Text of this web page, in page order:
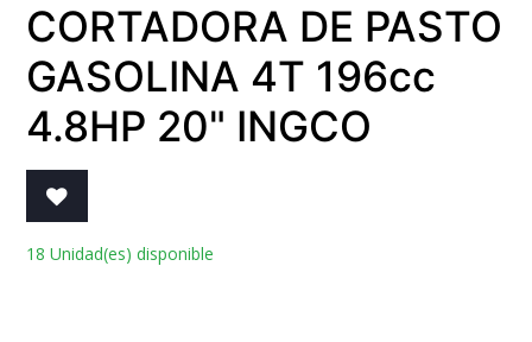
CORTADORA DE PASTO
GASOLINA 4T 196cc
4.8HP 20" INGCO
18 Unidad(es) disponible